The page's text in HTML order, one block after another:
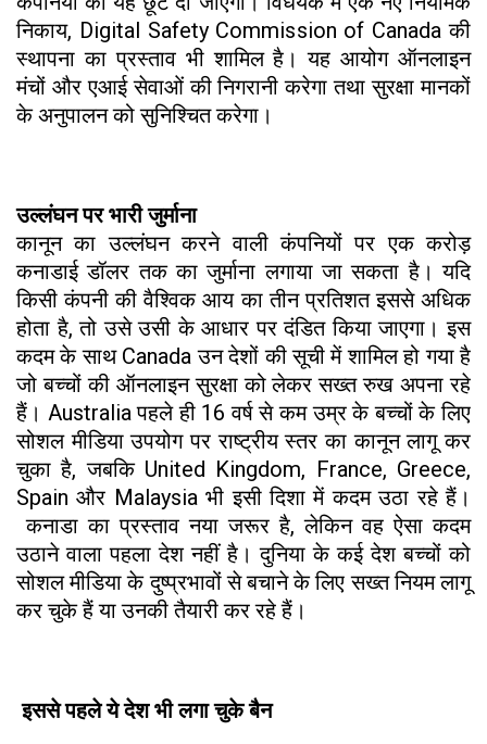
निकाय, Digital Safety Commission of Canada की
स्थापना का प्रस्ताव भी शामिल है। यह आयोग ऑनलाइन
मंचों और एआई सेवाओं की निगरानी करेगा तथा सुरक्षा मानकों
के अनुपालन को सुनिश्चित करेगा।
उल्लंघन पर भारी जुर्माना
कानून का उल्लंघन करने वाली कंपनियों पर एक करोड़
कनाडाई डॉलर तक का जुर्माना लगाया जा सकता है। यदि
किसी कंपनी की वैश्विक आय का तीन प्रतिशत इससे अधिक
होता है, तो उसे उसी के आधार पर दंडित किया जाएगा। इस
कदम के साथ Canada उन देशों की सूची में शामिल हो गया है
जो बच्चों की ऑनलाइन सुरक्षा को लेकर सख्त रुख अपना रहे
हैं। Australia पहले ही 16 वर्ष से कम उम्र के बच्चों के लिए
सोशल मीडिया उपयोग पर राष्ट्रीय स्तर का कानून लागू कर
चुका है, जबकि United Kingdom, France, Greece,
Spain और Malaysia भी इसी दिशा में कदम उठा रहे हैं।
कनाडा का प्रस्ताव नया जरूर है, लेकिन वह ऐसा कदम
उठाने वाला पहला देश नहीं है। दुनिया के कई देश बच्चों को
सोशल मीडिया के दुष्प्रभावों से बचाने के लिए सख्त नियम लागू
कर चुके हैं या उनकी तैयारी कर रहे हैं।
इससे पहले ये देश भी लगा चुके बैन